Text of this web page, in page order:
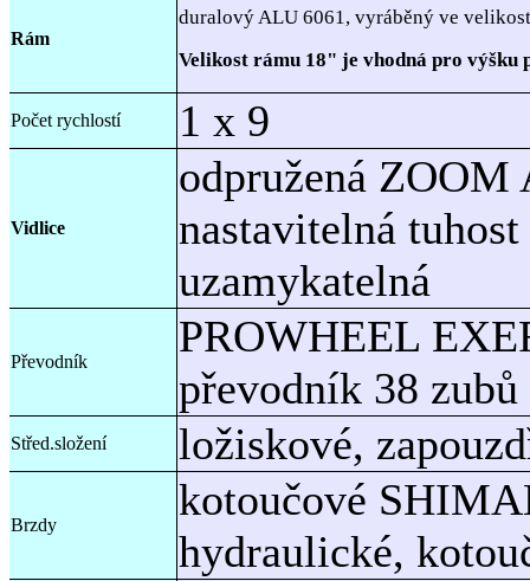
Rám
duralový ALU 6061, vyráběný ve
Velikost rámu 18" je vhodná pro výšku
Počet rychlostí 1 x 9
Vidlice
odpružená
nastavitelná
uzamykatelná
Převodník
PROWHEEL
převodník 38 zubů
Střed.složení ložiskové,
Brzdy
kotoučové
hydraulické,